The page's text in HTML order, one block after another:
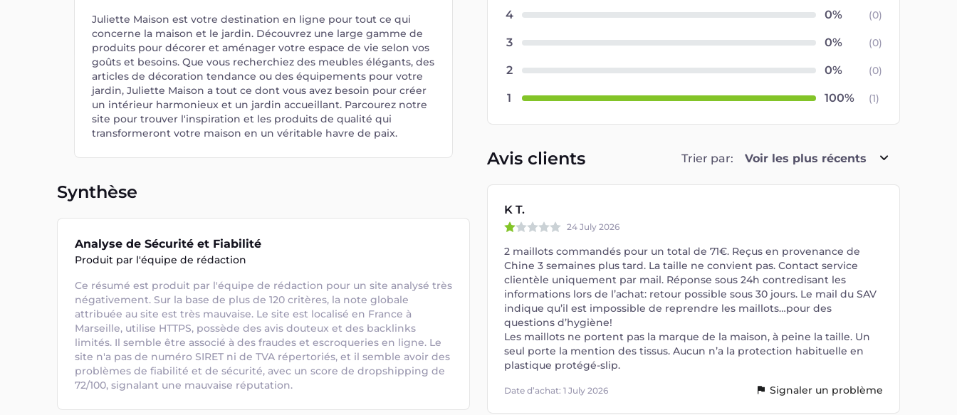
Juliette Maison est votre destination en ligne pour tout ce qui
concerne la maison et le jardin. Découvrez une large gamme de
produits pour décorer et aménager votre espace de vie selon vos
goûts et besoins. Que vous recherchiez des meubles élégants, des
articles de décoration tendance ou des équipements pour votre
jardin, Juliette Maison a tout ce dont vous avez besoin pour créer
un intérieur harmonieux et un jardin accueillant. Parcourez notre
site pour trouver l'inspiration et les produits de qualité qui
transformeront votre maison en un véritable havre de paix.
Synthèse
Analyse de Sécurité et Fiabilité
Produit par l'équipe de rédaction
Ce résumé est produit par l'équipe de rédaction pour un site analysé très
négativement. Sur la base de plus de 120 critères, la note globale
attribuée au site est très mauvaise. Le site est localisé en France à
Marseille, utilise HTTPS, possède des avis douteux et des backlinks
limités. Il semble être associé à des fraudes et escroqueries en ligne. Le
site n'a pas de numéro SIRET ni de TVA répertoriés, et il semble avoir des
problèmes de fiabilité et de sécurité, avec un score de dropshipping de
72/100, signalant une mauvaise réputation.
4 (0)
3 (0)
2 (0)
1 (1)
Avis clients Trier par: Voir les plus récents
K T.
24 July 2026
2 maillots commandés pour un total de 71€. Reçus en provenance de
Chine 3 semaines plus tard. La taille ne convient pas. Contact service
clientèle uniquement par mail. Réponse sous 24h contredisant les
informations lors de l’achat: retour possible sous 30 jours. Le mail du SAV
indique qu’il est impossible de reprendre les maillots…pour des
questions d’hygiène!
Les maillots ne portent pas la marque de la maison, à peine la taille. Un
seul porte la mention des tissus. Aucun n’a la protection habituelle en
plastique protégé-slip.
Date d’achat: 1 July 2026 Signaler un problème